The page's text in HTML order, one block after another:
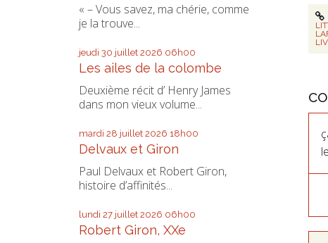
« – Vous savez, ma chérie, comme
je la trouve...
jeudi 30 juillet 2026 06h00
Les ailes de la colombe
Deuxième récit d’ Henry James
dans mon vieux volume...
mardi 28 juillet 2026 18h00
Delvaux et Giron
Paul Delvaux et Robert Giron,
histoire d’affinités...
lundi 27 juillet 2026 06h00
Robert Giron, XXe